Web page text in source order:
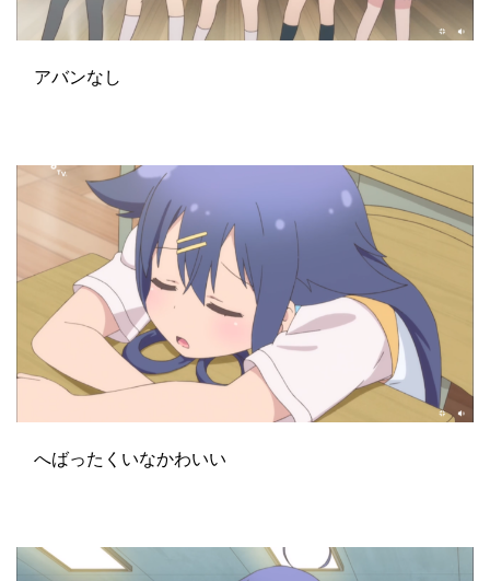
アバンなし
へばったくいなかわいい